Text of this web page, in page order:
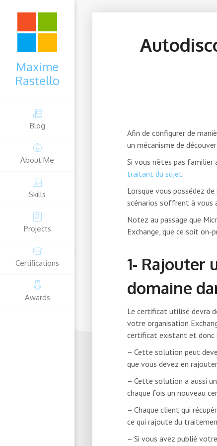
Maxime
Rastello
Blog
About Me
Skills
Projects
Certifications
Awards
Afin de configurer de
un mécanisme de
Si vous n’êtes pas
traitant du sujet.
Lorsque vous possédez
scénarios s’offrent à vous
Notez au passage que
Exchange, que ce soit on-
1- Rajouter
domaine
Le certificat utilisé devra
votre organisation
certificat existant et donc
– Cette solution peut
que vous devez en
– Cette solution a aussi
chaque fois un nouveau
– Chaque client qui
ce qui rajoute du
– Si vous avez publié